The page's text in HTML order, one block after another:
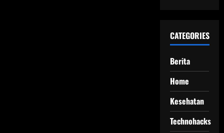
CATEGORIES
Berita
Home
Kesehatan
Technohacks